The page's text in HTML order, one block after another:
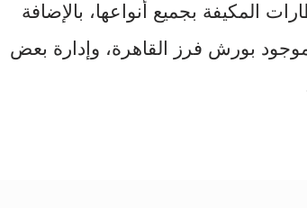
القطارات المكيفة بجميع أنواعها، بالإضافة
بورش فرز القاهرة، وإدارة بعض